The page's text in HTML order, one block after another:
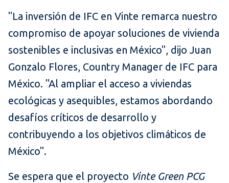
"La inversión de IFC en Vinte remarca nuestro
compromiso de apoyar soluciones de vivienda
sostenibles e inclusivas en México", dijo Juan
Gonzalo Flores, Country Manager de IFC para
México. "Al ampliar el acceso a viviendas
ecológicas y asequibles, estamos abordando
desafíos críticos de desarrollo y
contribuyendo a los objetivos climáticos de
México".
Se espera que el proyecto Vinte Green PCG